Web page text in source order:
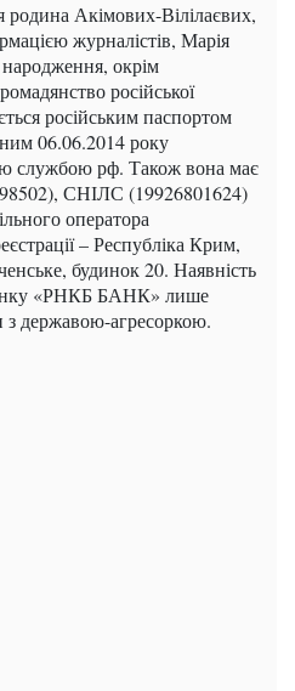
Акімових-Вілілаєвих,
журналістів, Марія
окрім
російської
російським паспортом
06.06.2014 року
службою рф. Також вона має
СНІЛС (19926801624)
оператора
– Республіка Крим,
будинок 20. Наявність
«РНКБ БАНК» лише
з державою-агресоркою.